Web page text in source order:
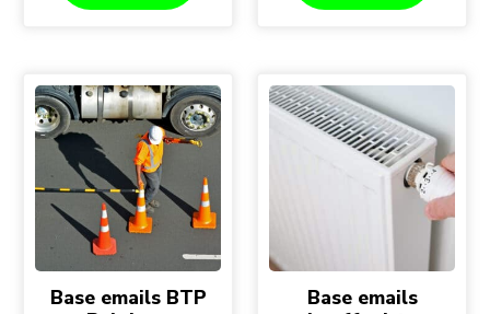
Base emails BTP
Base emails